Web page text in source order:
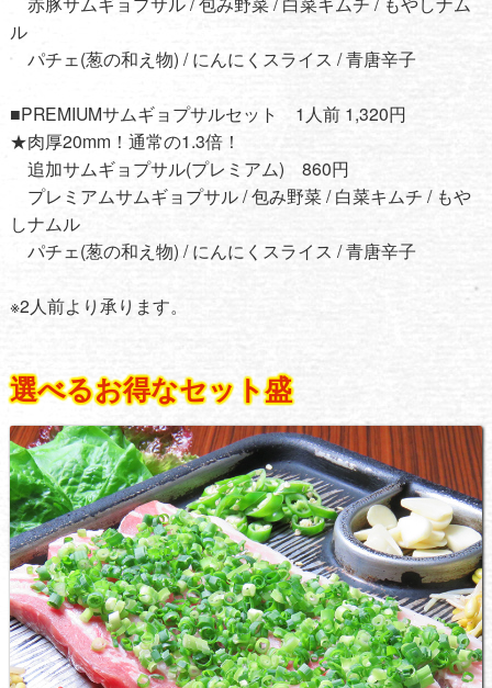
ル
パチェ(葱の和え物) / にんにくスライス / 青唐辛子
■PREMIUMサムギョプサルセット 1人前 1,320円
★肉厚20mm！通常の1.3倍！
追加サムギョプサル(プレミアム) 860円
プレミアムサムギョプサル / 包み野菜 / 白菜キムチ / もや
しナムル
パチェ(葱の和え物) / にんにくスライス / 青唐辛子
※2人前より承ります。
選べるお得なセット盛